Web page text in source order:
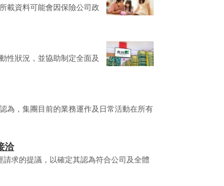
載資料可能會因保險公司政
性狀況，並協助制定全面及
為，集團目前的業務運作及日常活動在所有
洽
求的提議，以確定其認為符合公司及全體